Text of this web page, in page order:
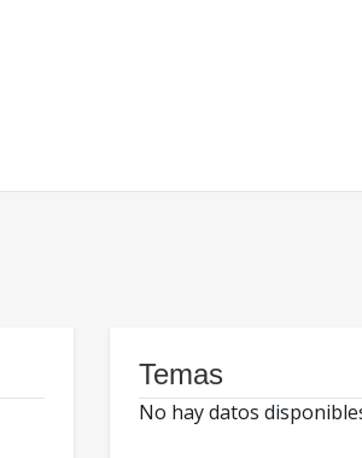
Temas
No hay datos